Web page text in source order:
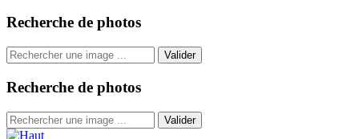
Recherche de photos
Valider
Recherche de photos
Valider